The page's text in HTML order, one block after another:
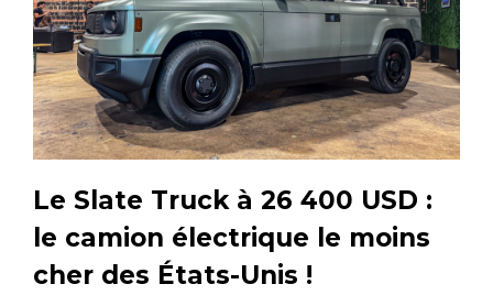
Le Slate Truck à 26 400 USD :
le camion électrique le moins
cher des États-Unis !